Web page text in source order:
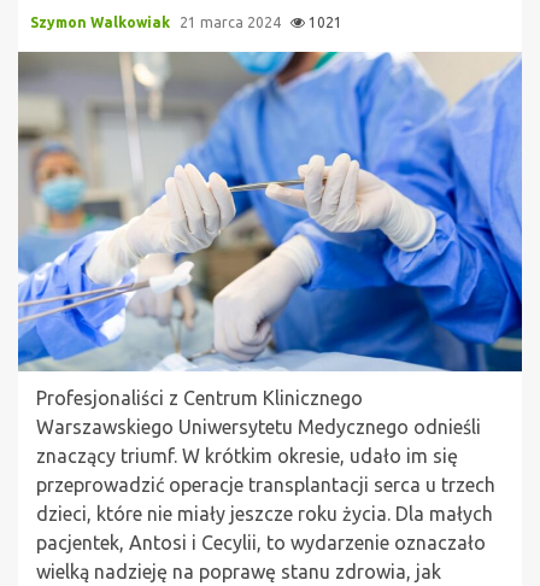
Szymon Walkowiak 21 marca 2024 1021
Profesjonaliści z Centrum Klinicznego
Warszawskiego Uniwersytetu Medycznego odnieśli
znaczący triumf. W krótkim okresie, udało im się
przeprowadzić operacje transplantacji serca u trzech
dzieci, które nie miały jeszcze roku życia. Dla małych
pacjentek, Antosi i Cecylii, to wydarzenie oznaczało
wielką nadzieję na poprawę stanu zdrowia, jak